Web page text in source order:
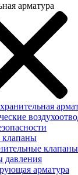
арматура
клапаны
давления
арматура